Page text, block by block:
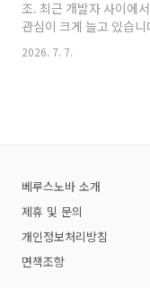
조. 최근 개발자 사이에
관심이 크게 늘고 있습
리와 반복적인 코드 작성
을 줄이고 싶다면
점, 그리고 가장 궁금해
터입니다. 단순한 에디터
트 규칙을 학습하고, 코
UI 검증 등 다양한 개발
반복 작업이나..
2026. 7. 7.
베루스노바 소개
제휴 및 문의
개인정보처리방침
면책조항